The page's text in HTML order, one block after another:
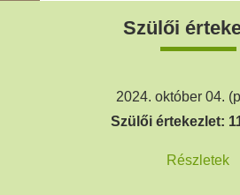
Szülői
2024. október 04.
Szülői értekezlet:
Részletek